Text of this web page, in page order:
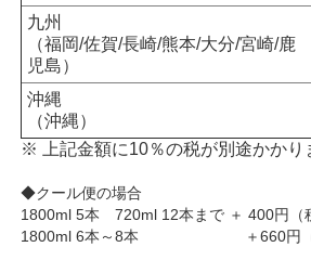
九州
（福岡/佐賀/長崎/熊本/大分/宮崎/鹿
児島）
沖縄
（沖縄）
※ 上記金額に10％の税が別途かかり
◆クール便の場合
1800ml 5本 720ml 12本まで ＋ 400円（
1800ml 6本～8本 ＋660円（